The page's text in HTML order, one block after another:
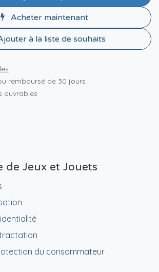
Acheter maintenant
à la liste de souhaits
remboursé de 30 jours
ouvrables
de Jeux et Jouets
du consommateur